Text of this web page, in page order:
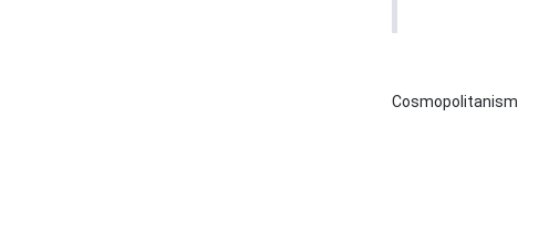
Cosmopolitanism